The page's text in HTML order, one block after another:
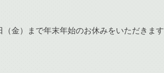
金）まで年末年始のお休みをいただきます